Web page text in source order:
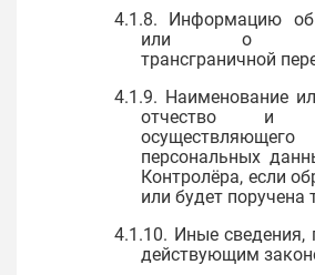
4.1.8. Информацию об
или о
трансграничной
4.1.9. Наименование
отчество и
персональных
Контролёра, если
или будет поручена
4.1.10. Иные сведения,
действующим